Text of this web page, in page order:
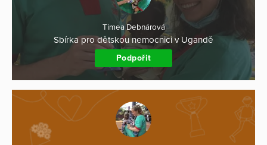
Timea Debnárová
Sbírka pro dětskou nemocnici v Ugandě
Podpořit